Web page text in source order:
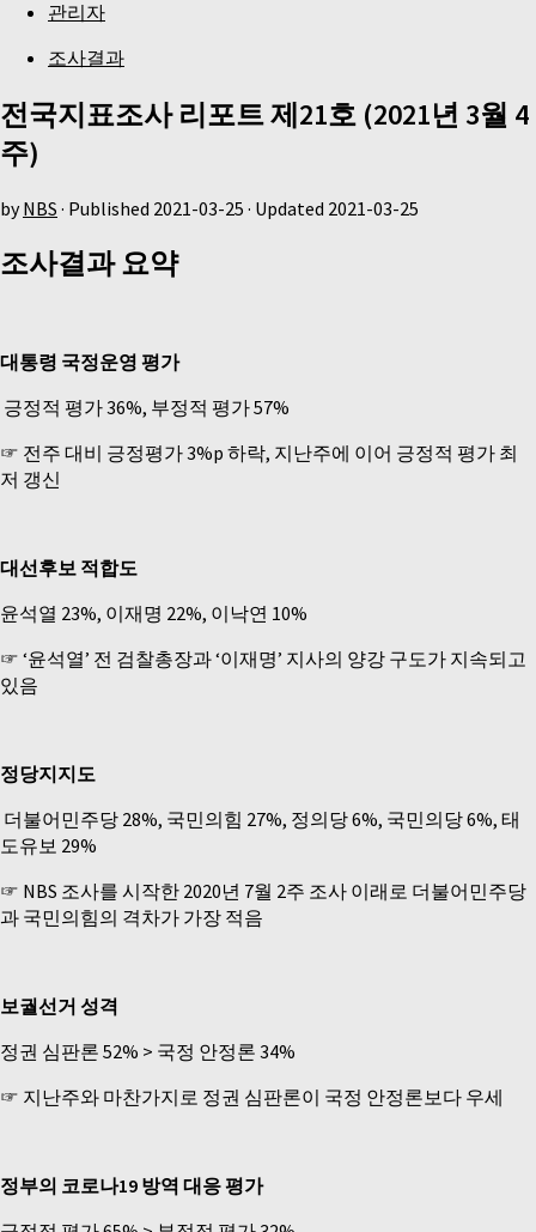
관리자
조사결과
전국지표조사 리포트 제21호 (2021년 3월 4
주)
byNBS · Published 2021-03-25 · Updated 2021-03-25
조사결과 요약
대통령 국정운영 평가
­ 긍정적 평가 36%, 부정적 평가 57%
☞ 전주 대비 긍정평가 3%p 하락, 지난주에 이어 긍정적 평가 최
저 갱신
대선후보 적합도
윤석열 23%, 이재명 22%, 이낙연 10%
☞ ‘윤석열’ 전 검찰총장과 ‘이재명’ 지사의 양강 구도가 지속되고
있음
정당지지도
­ 더불어민주당 28%, 국민의힘 27%, 정의당 6%, 국민의당 6%, 태
도유보 29%
☞ NBS 조사를 시작한 2020년 7월 2주 조사 이래로 더불어민주당
과 국민의힘의 격차가 가장 적음
보궐선거 성격
­정권 심판론 52% > 국정 안정론 34%
☞ 지난주와 마찬가지로 정권 심판론이 국정 안정론보다 우세
정부의 코로나19 방역 대응 평가